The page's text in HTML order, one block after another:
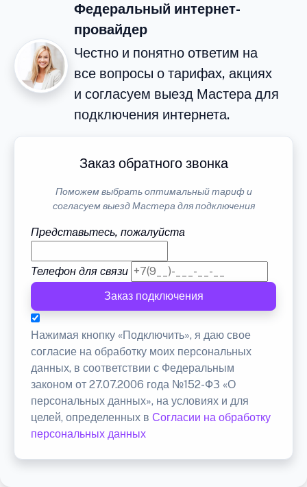
Федеральный интернет-
провайдер
Честно и понятно ответим на
все вопросы о тарифах, акциях
и согласуем выезд Мастера для
подключения интернета.
Заказ обратного звонка
Поможем выбрать оптимальный тариф и
согласуем выезд Мастера для подключения
Представьтесь, пожалуйста
Телефон для связи
Заказ подключения
Нажимая кнопку «Подключить», я даю свое
согласие на обработку моих персональных
данных, в соответствии с Федеральным
законом от 27.07.2006 года №152-ФЗ «О
персональных данных», на условиях и для
целей, определенных в Согласии на обработку
персональных данных